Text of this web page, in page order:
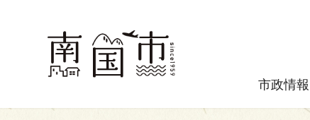
市政情報